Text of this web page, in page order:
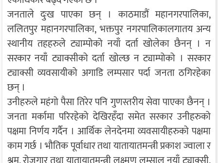
जनताले दुःख पाएका छन् । काठमाडौं महानगरपालिका,
ललितपुर महानगरपालिका, भक्तपुर नगरपालिकालगातय अन्य
स्थानीय तहहरुले ट्याम्पोको नयाँ दर्ता खोलेका छैनन् । न
सरकार नयाँ ट्याक्सीको दर्ता खोल्छ न ट्याम्पोको । सरकार
ट्याक्सी व्यवसायीको अगाडि लम्पसार पर्दा जनता ठगिरहेका
छन् ।
उनीहरुले महंगो पैसा तिरेर पनि गुणस्तरीय सेवा पाएका छैनन् ।
जनता मर्कामा परिरहेको देखिरहँदा समेत सरकार उनीहरुको
पक्षमा निर्णय गर्दैन । आर्थिक लेनदेनमा व्यवसायीहरुको पक्षमा
काम गर्छ । भौतिक पूर्वाधार तथा यातायातमन्त्री प्रकाश ज्वाला र